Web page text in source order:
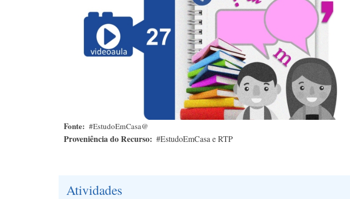
Fonte #EstudoEmCasa@
Proveniência do Recurso #EstudoEmCasa e RTP
Atividades